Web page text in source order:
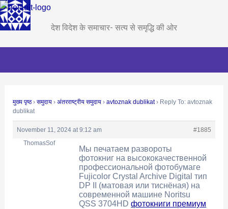
Skip
to
content
देश विदेश के समाचार- सत्य से समृद्धि की ओर
मुख्य पृष्ठ › समुदाय › अंतरराष्ट्रीय समुदाय › avtoznak dublikat › Reply To: avtoznak
dublikat
November 11, 2024 at 9:12 am
#1885
ThomasSof
Мы печатаем развороты
фотокниг на высококачественной
профессиональной фотобумаге
Fujicolor Crystal Archive Digital тип
DP II (матовая или тиснёная) на
современной машине Noritsu
QSS 3704HDфотокниги премиум
Post
navigation